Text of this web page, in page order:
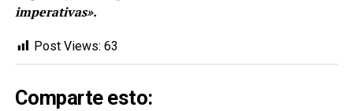
imperativas».
Post Views: 63
Comparte esto: